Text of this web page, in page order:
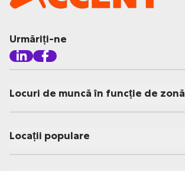
Urmăriți-ne
Locuri de muncă în funcție de zonă
Locații populare